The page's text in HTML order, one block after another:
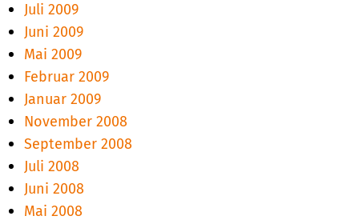
Juli 2009
Juni 2009
Mai 2009
Februar 2009
Januar 2009
November 2008
September 2008
Juli 2008
Juni 2008
Mai 2008